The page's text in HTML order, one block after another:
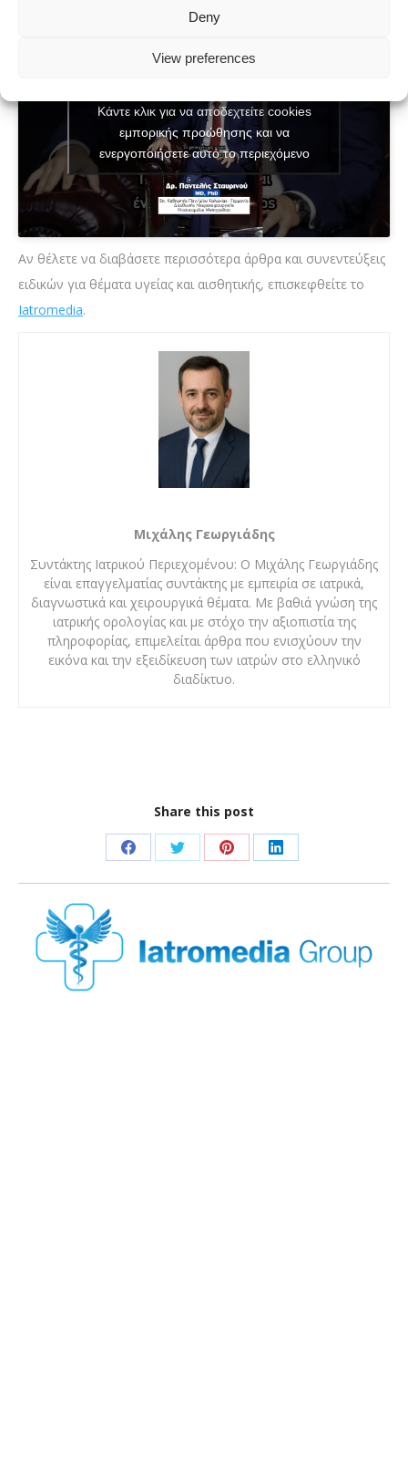
Deny
View preferences
Κάντε κλικ για να αποδεχτείτε cookies
εμπορικής προώθησης και να
ενεργοποιήσετε αυτό το περιεχόμενο
Αν θέλετε να διαβάσετε περισσότερα άρθρα και συνεντεύξεις
ειδικών για θέματα υγείας και αισθητικής, επισκεφθείτε το
Iatromedia.
Μιχάλης Γεωργιάδης
Συντάκτης Ιατρικού Περιεχομένου: Ο Μιχάλης Γεωργιάδης
είναι επαγγελματίας συντάκτης με εμπειρία σε ιατρικά,
διαγνωστικά και χειρουργικά θέματα. Με βαθιά γνώση της
ιατρικής ορολογίας και με στόχο την αξιοπιστία της
πληροφορίας, επιμελείται άρθρα που ενισχύουν την
εικόνα και την εξειδίκευση των ιατρών στο ελληνικό
διαδίκτυο.
Share this post